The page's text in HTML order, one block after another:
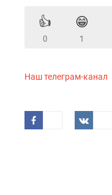
👍
0
😁
1
Наш телеграм-канал